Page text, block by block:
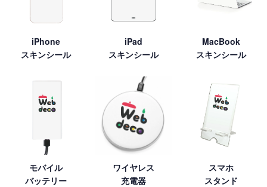
iPhone
スキンシール
iPad
スキンシール
MacBook
スキンシール
モバイル
バッテリー
ワイヤレス
充電器
スマホ
スタンド